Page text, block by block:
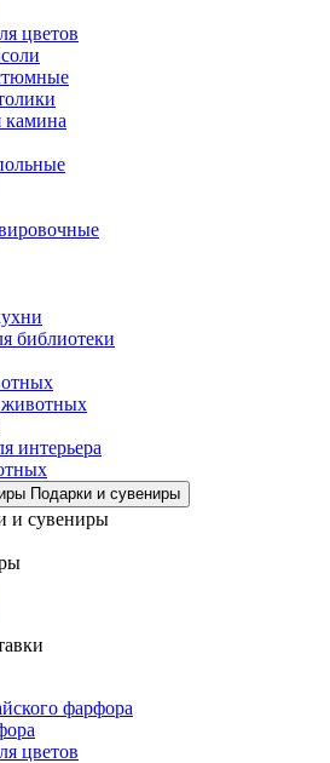
цветов
камина
библиотеки
интерьера
Подарки и сувениры
фарфора
цветов